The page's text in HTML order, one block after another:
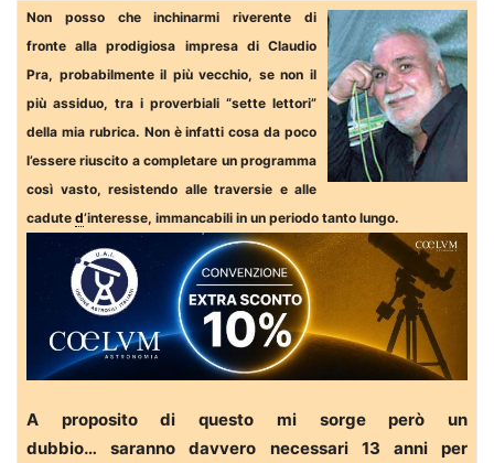
Non posso che inchinarmi riverente di
fronte alla prodigiosa impresa di Claudio
Pra, probabilmente il più vecchio, se non il
più assiduo, tra i proverbiali “sette lettori”
della mia rubrica. Non è infatti cosa da poco
l’essere riuscito a completare un programma
così vasto, resistendo alle traversie e alle
cadute d’interesse, immancabili in un periodo tanto lungo.
A proposito di questo mi sorge però un
dubbio… saranno davvero necessari 13 anni per